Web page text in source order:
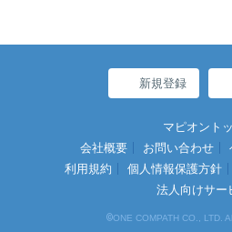
新規登録
マピオント
会社概要
お問い合わせ
利用規約
個人情報保護方針
法人向けサー
©ONE COMPATH CO., LTD.